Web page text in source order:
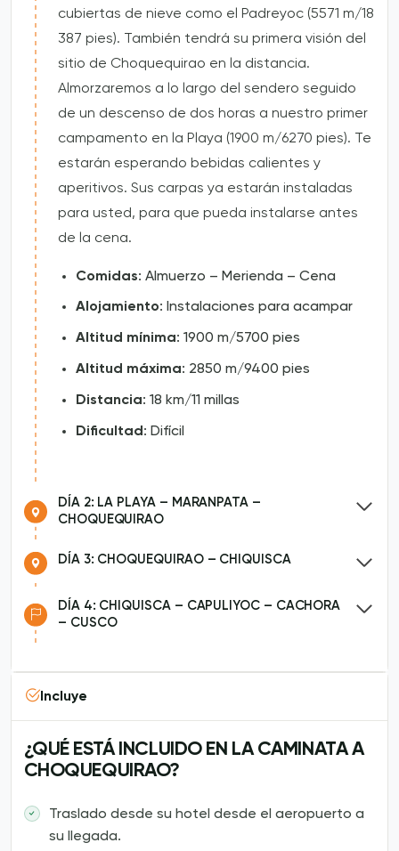
cubiertas de nieve como el Padreyoc (5571 m/18
387 pies). También tendrá su primera visión del
sitio de Choquequirao en la distancia.
Almorzaremos a lo largo del sendero seguido
de un descenso de dos horas a nuestro primer
campamento en la Playa (1900 m/6270 pies). Te
estarán esperando bebidas calientes y
aperitivos. Sus carpas ya estarán instaladas
para usted, para que pueda instalarse antes
de la cena.
Comidas: Almuerzo – Merienda – Cena
Alojamiento: Instalaciones para acampar
Altitud mínima: 1900 m/5700 pies
Altitud máxima: 2850 m/9400 pies
Distancia: 18 km/11 millas
Dificultad : Difícil
DÍA 2: LA PLAYA – MARANPATA –
CHOQUEQUIRAO
DÍA 3: CHOQUEQUIRAO – CHIQUISCA
DÍA 4: CHIQUISCA – CAPULIYOC – CACHORA
– CUSCO
Incluye
¿QUÉ ESTÁ INCLUIDO EN LA CAMINATA A
CHOQUEQUIRAO?
Traslado desde su hotel desde el aeropuerto a
su llegada.